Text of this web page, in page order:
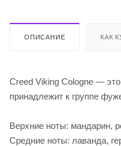
ОПИСАНИЕ КАК
Creed Viking Cologne —
принадлежит к группе
Верхние ноты: мандарин,
Средние ноты: лаванда,